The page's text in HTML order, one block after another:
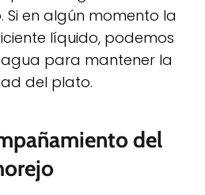
Si en algún momento la
líquido, podemos
para mantener la
del plato.
del